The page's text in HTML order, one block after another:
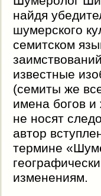
найдя
шумерского
семитском
известные
(семиты же
имена богов
не носят
автор
термине
изменениям.